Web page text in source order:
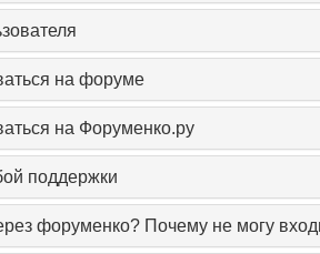
на форуме
на Форуменко.ру
поддержки
форуменко? Почему не могу